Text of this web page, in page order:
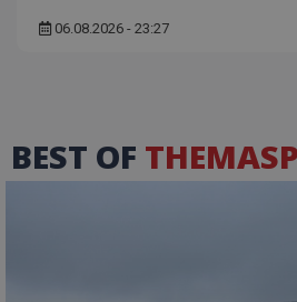
06.08.2026 - 23:27
BEST OF